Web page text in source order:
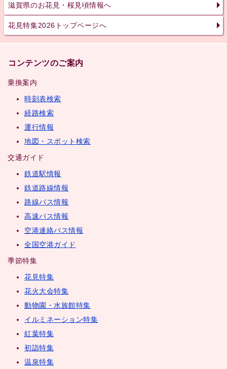
滋賀県のお花見・桜見頃情報へ
花見特集2026トップページへ
コンテンツのご案内
乗換案内
時刻表検索
経路検索
運行情報
地図・スポット検索
交通ガイド
鉄道駅情報
鉄道路線情報
路線バス情報
高速バス情報
空港連絡バス情報
全国空港ガイド
季節特集
花見特集
花火大会特集
動物園・水族館特集
イルミネーション特集
紅葉特集
初詣特集
温泉特集